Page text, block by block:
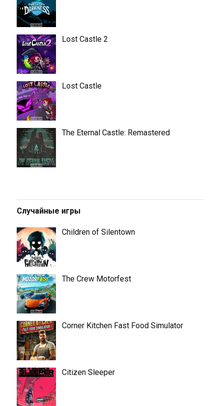
Lost Castle 2
Lost Castle
The Eternal Castle: Remastered
Случайные игры
Children of Silentown
The Crew Motorfest
Corner Kitchen Fast Food Simulator
Citizen Sleeper